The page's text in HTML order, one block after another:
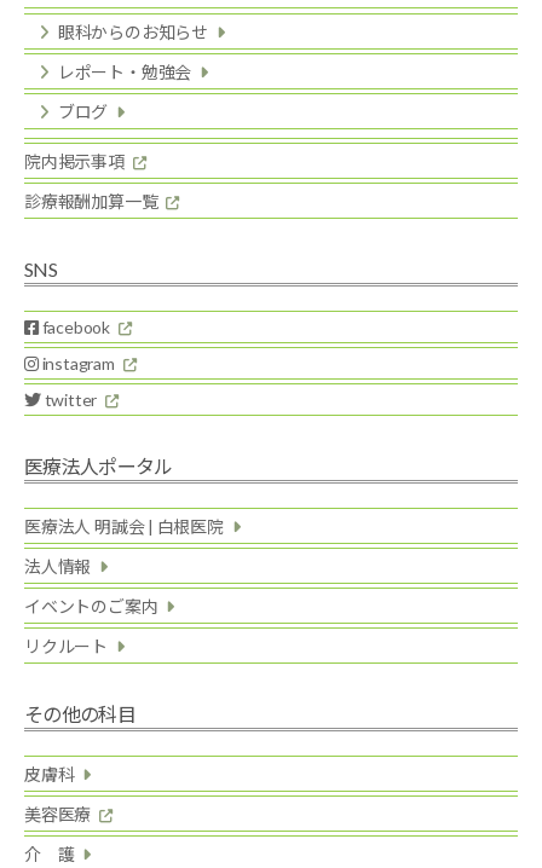
眼科からのお知らせ
レポート・勉強会
ブログ
院内掲示事項
診療報酬加算一覧
SNS
facebook
instagram
twitter
医療法人ポータル
医療法人 明誠会 | 白根医院
法人情報
イベントのご案内
リクルート
その他の科目
皮膚科
美容医療
介 護